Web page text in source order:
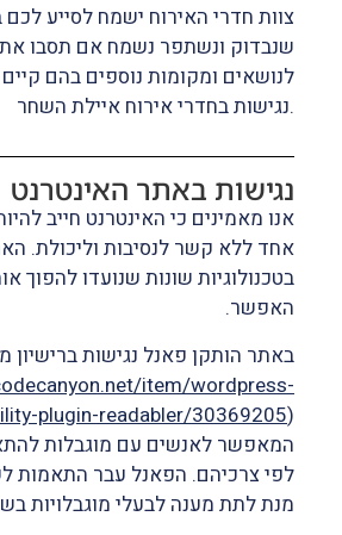
צוות חדרי האירוח ישמח לסייע
שנבדוק ונשתפר נשמח אם תסבו
לנושאים ומקומות נוספים בהם קיים
.נגישות בחדרי אירוח איילת השחר
נגישות באתר האינטרנט
אנו מאמינים כי האינטרנט חייב
אחד ללא קשר לנסיבות וליכולת.
בטכנולוגיות שונות שנועדו להפוך
האפשר.
item/wordpress-
plugin-readabler/30369205)
המאפשר לאנשים עם מוגבלות
לפי צרכיהם. הפאנל עבר התאמות
מנת לתת מענה לבעלי מוגבלויות